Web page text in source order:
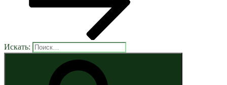
Искать: